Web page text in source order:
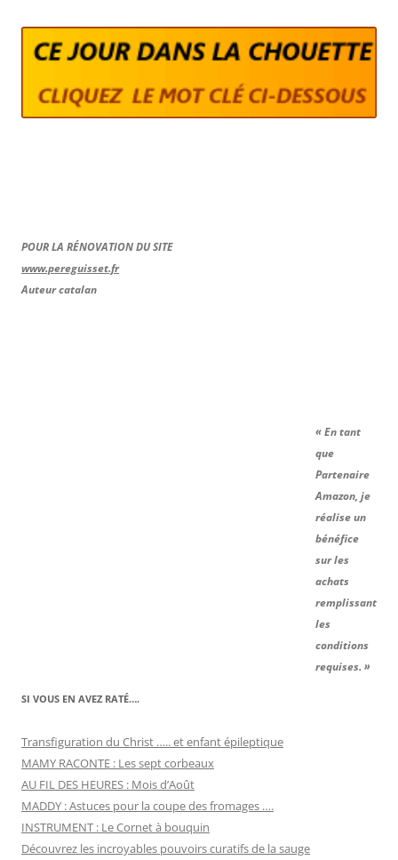
POUR LA RÉNOVATION DU SITE
www.pereguisset.fr
Auteur catalan
« En tant
que
Partenaire
Amazon, je
réalise un
bénéfice
sur les
achats
remplissant
les
conditions
requises. »
SI VOUS EN AVEZ RATÉ….
Transfiguration du Christ ….. et enfant épileptique
MAMY RACONTE : Les sept corbeaux
AU FIL DES HEURES : Mois d’Août
MADDY : Astuces pour la coupe des fromages ….
INSTRUMENT : Le Cornet à bouquin
Découvrez les incroyables pouvoirs curatifs de la sauge